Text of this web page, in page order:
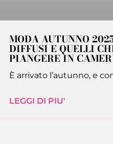
MODA AUTUNNO
DIFFUSI E QUELLI
PIANGERE IN
È arrivato l’autunno, e
LEGGI DI PIU'